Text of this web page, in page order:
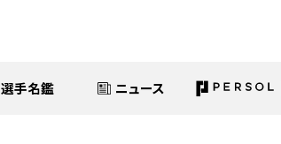
選手名鑑 ニュース